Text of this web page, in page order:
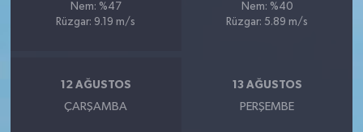
Nem: %47
Rüzgar: 9.19 m/s
Nem: %40
Rüzgar: 5.89 m/s
12 AĞUSTOS
ÇARŞAMBA
13 AĞUSTOS
PERŞEMBE